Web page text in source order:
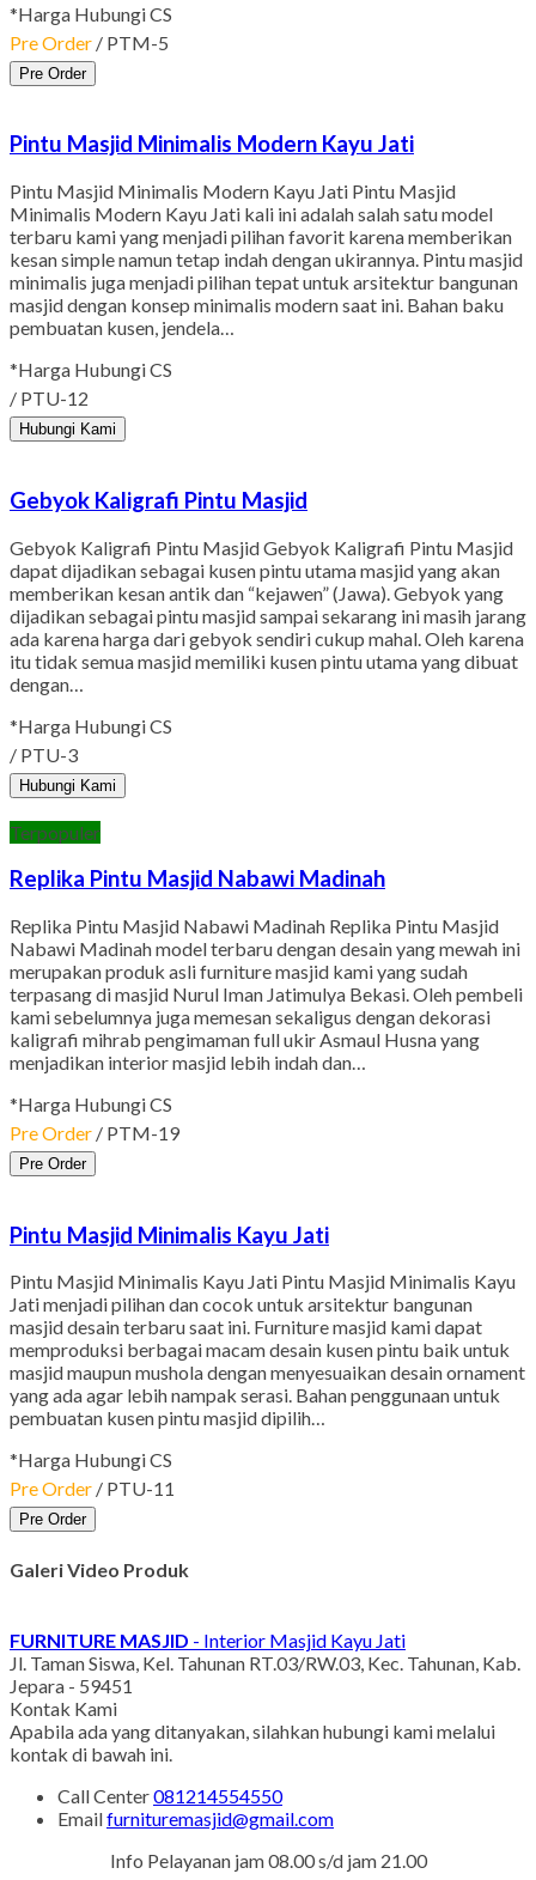
*Harga Hubungi CS
Pre Order / PTM-5
Pre Order
Pintu Masjid Minimalis Modern Kayu Jati
Pintu Masjid Minimalis Modern Kayu Jati Pintu Masjid
Minimalis Modern Kayu Jati kali ini adalah salah satu model
terbaru kami yang menjadi pilihan favorit karena memberikan
kesan simple namun tetap indah dengan ukirannya. Pintu masjid
minimalis juga menjadi pilihan tepat untuk arsitektur bangunan
masjid dengan konsep minimalis modern saat ini. Bahan baku
pembuatan kusen, jendela…
*Harga Hubungi CS
/ PTU-12
Hubungi Kami
Gebyok Kaligrafi Pintu Masjid
Gebyok Kaligrafi Pintu Masjid Gebyok Kaligrafi Pintu Masjid
dapat dijadikan sebagai kusen pintu utama masjid yang akan
memberikan kesan antik dan “kejawen” (Jawa). Gebyok yang
dijadikan sebagai pintu masjid sampai sekarang ini masih jarang
ada karena harga dari gebyok sendiri cukup mahal. Oleh karena
itu tidak semua masjid memiliki kusen pintu utama yang dibuat
dengan…
*Harga Hubungi CS
/ PTU-3
Hubungi Kami
Terpopuler
Replika Pintu Masjid Nabawi Madinah
Replika Pintu Masjid Nabawi Madinah Replika Pintu Masjid
Nabawi Madinah model terbaru dengan desain yang mewah ini
merupakan produk asli furniture masjid kami yang sudah
terpasang di masjid Nurul Iman Jatimulya Bekasi. Oleh pembeli
kami sebelumnya juga memesan sekaligus dengan dekorasi
kaligrafi mihrab pengimaman full ukir Asmaul Husna yang
menjadikan interior masjid lebih indah dan…
*Harga Hubungi CS
Pre Order / PTM-19
Pre Order
Pintu Masjid Minimalis Kayu Jati
Pintu Masjid Minimalis Kayu Jati Pintu Masjid Minimalis Kayu
Jati menjadi pilihan dan cocok untuk arsitektur bangunan
masjid desain terbaru saat ini. Furniture masjid kami dapat
memproduksi berbagai macam desain kusen pintu baik untuk
masjid maupun mushola dengan menyesuaikan desain ornament
yang ada agar lebih nampak serasi. Bahan penggunaan untuk
pembuatan kusen pintu masjid dipilih…
*Harga Hubungi CS
Pre Order / PTU-11
Pre Order
Galeri Video Produk
FURNITURE MASJID - Interior Masjid Kayu Jati
Jl. Taman Siswa, Kel. Tahunan RT.03/RW.03, Kec. Tahunan, Kab.
Jepara - 59451
Kontak Kami
Apabila ada yang ditanyakan, silahkan hubungi kami melalui
kontak di bawah ini.
Call Center081214554550
Emailfurnituremasjid@gmail.com
Info Pelayanan jam 08.00 s/d jam 21.00